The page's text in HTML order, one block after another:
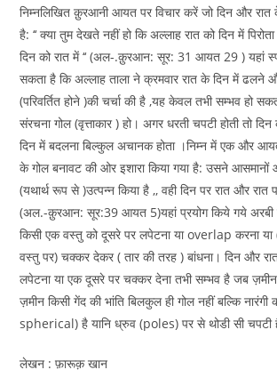
निम्नलिखित क़ुरआनी आयत पर विचार करें जो दिन और
है: ‘‘ क्या तुम देखते नहीं हो कि अल्लाह रात को दिन में
दिन को रात में ‘‘ (अल-.क़ुरआन: सूर: 31 आयत 29 ) यहां
सकता है कि अल्लाह ताला ने क्रमवार रात के दिन में ढलने
(परिवर्तित होने )की चर्चा की है ,यह केवल तभी सम्भव हो
संरचना गोल (वृत्ताकार ) हो। अगर धरती चपटी होती तो दिन
दिन में बदलना बिल्कुल अचानक होता ।निम्न में एक और
के गोल बनावट की ओर इशारा किया गया है: उसने
(यथार्थ रूप से )उत्पन्न किया है ,, वही दिन पर रात और रात
(अल.-क़ुरआन: सूर:39 आयत 5)यहां प्रयोग किये गये अरबी
किसी एक वस्तु को दूसरे पर लपेटना या overlap करना या
वस्तु पर) चक्कर देकर ( तार की तरह ) बांधना। दिन और
लपेटना या एक दूसरे पर चक्कर देना तभी सम्भव है जब ज़मीन
ज़मीन किसी गेंद की भांति बिलकुल ही गोल नहीं बल्कि
spherical) है यानि ध्रुव (poles) पर से थोडी सी चपटी
लेखन : फ़ारूक़ खान